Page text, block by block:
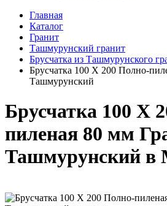
Главная
Каталог
Гранит
Ташмурунский гранит
Брусчатка из Ташмурунского
Брусчатка 100 Х 200 Полно-
Ташмурунский
Брусчатка 100 Х
пиленая 80 мм
Ташмурунский в